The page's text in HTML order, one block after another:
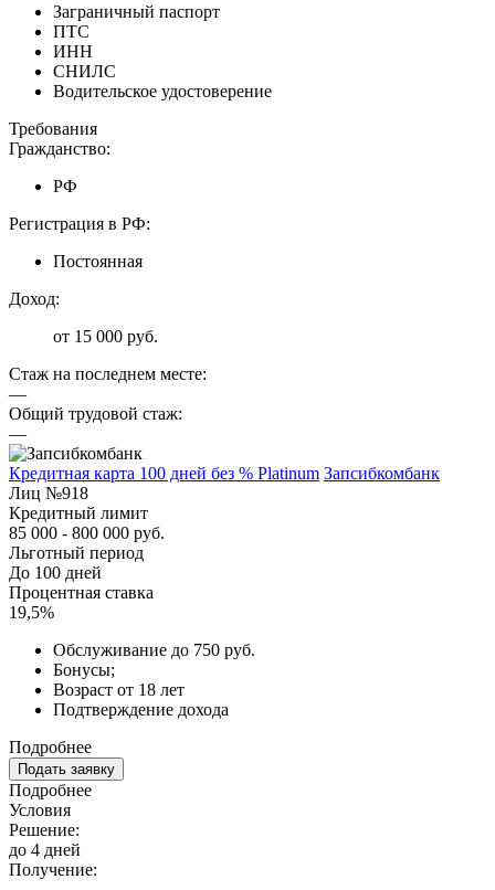
Заграничный паспорт
ПТС
ИНН
СНИЛС
Водительское удостоверение
Требования
Гражданство:
РФ
Регистрация в РФ:
Постоянная
Доход:
от 15 000 руб.
Стаж на последнем месте:
—
Общий трудовой стаж:
—
Кредитная карта 100 дней без % Platinum Запсибкомбанк
Лиц №918
Кредитный лимит
85 000 - 800 000 руб.
Льготный период
До 100 дней
Процентная ставка
19,5%
Обслуживание до 750 руб.
Бонусы;
Возраст от 18 лет
Подтверждение дохода
Подробнее
Подать заявку
Подробнее
Условия
Решение:
до 4 дней
Получение: